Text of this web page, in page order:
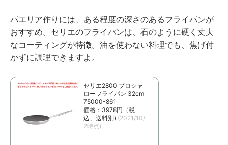
パエリア作りには、ある程度の深さのあるフライパンが
おすすめ。セリエのフライパンは、石のように硬く丈夫
なコーティングが特徴。油を使わない料理でも、焦げ付
かずに調理できますよ。
セリエ2800 プロシャ
ローフライパン 32cm
75000-861
価格：3978円（税
込、送料別) (2021/10/
2時点)